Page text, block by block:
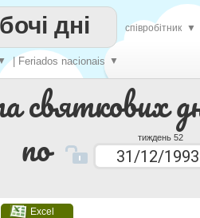
святкових
по тиждень 52
Excel
| Feriados nacionais ▼
дні співробітник ▼